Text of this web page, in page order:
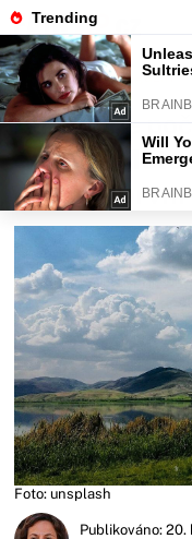
Fajntip.cz Magazín
Jaké bude
června.
ukázaly první
Foto: unsplash
Publikováno: